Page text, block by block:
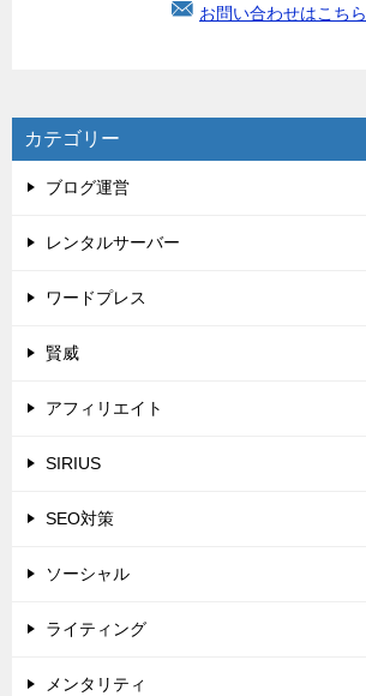
お問い合わせはこちら
カテゴリー
ブログ運営
レンタルサーバー
ワードプレス
賢威
アフィリエイト
SIRIUS
SEO対策
ソーシャル
ライティング
メンタリティ